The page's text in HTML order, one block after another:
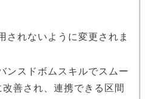
されないように変更されま
ンスドボムスキルでスムー
善され、連携できる区間